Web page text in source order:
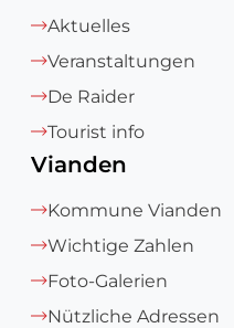
Aktuelles
Veranstaltungen
De Raider
Tourist info
Vianden
Kommune Vianden
Wichtige Zahlen
Foto-Galerien
Nützliche Adressen